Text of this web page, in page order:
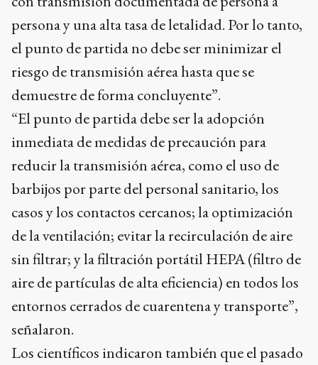
persona y una alta tasa de letalidad. Por lo tanto,
el punto de partida no debe ser minimizar el
riesgo de transmisión aérea hasta que se
demuestre de forma concluyente”.
“El punto de partida debe ser la adopción
inmediata de medidas de precaución para
reducir la transmisión aérea, como el uso de
barbijos por parte del personal sanitario, los
casos y los contactos cercanos; la optimización
de la ventilación; evitar la recirculación de aire
sin filtrar; y la filtración portátil HEPA (filtro de
aire de partículas de alta eficiencia) en todos los
entornos cerrados de cuarentena y transporte”,
señalaron.
Los científicos indicaron también que el pasado